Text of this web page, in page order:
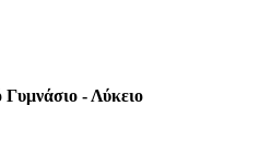
Γυμνάσιο - Λύκειο